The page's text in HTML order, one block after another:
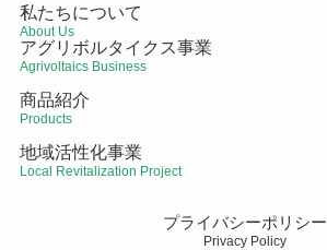
私たちについて
About Us
アグリボルタイクス事業
Agrivoltaics Business
商品紹介
Products
地域活性化事業
Local Revitalization Project
プライバシーポリシー
Privacy Policy